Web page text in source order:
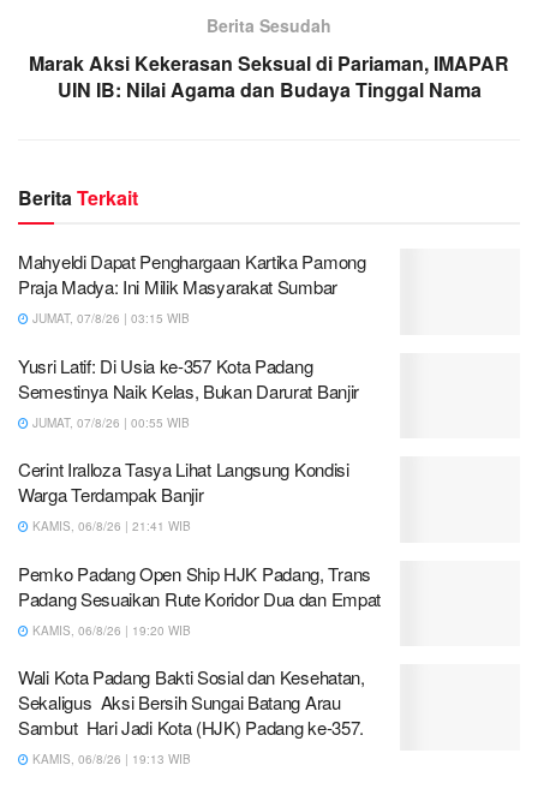
Berita Sesudah
Marak Aksi Kekerasan Seksual di Pariaman, IMAPAR
UIN IB: Nilai Agama dan Budaya Tinggal Nama
BeritaTerkait
Mahyeldi Dapat Penghargaan Kartika Pamong
Praja Madya: Ini Milik Masyarakat Sumbar
JUMAT, 07/8/26 | 03:15 WIB
Yusri Latif: Di Usia ke-357 Kota Padang
Semestinya Naik Kelas, Bukan Darurat Banjir
JUMAT, 07/8/26 | 00:55 WIB
Cerint Iralloza Tasya Lihat Langsung Kondisi
Warga Terdampak Banjir
KAMIS, 06/8/26 | 21:41 WIB
Pemko Padang Open Ship HJK Padang, Trans
Padang Sesuaikan Rute Koridor Dua dan Empat
KAMIS, 06/8/26 | 19:20 WIB
Wali Kota Padang Bakti Sosial dan Kesehatan,
Sekaligus Aksi Bersih Sungai Batang Arau
Sambut Hari Jadi Kota (HJK) Padang ke-357.
KAMIS, 06/8/26 | 19:13 WIB